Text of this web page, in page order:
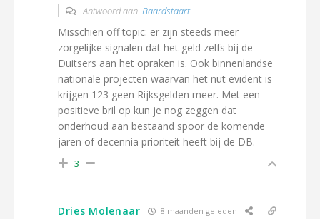
Antwoord aan Baardstaart
Misschien off topic: er zijn steeds meer
zorgelijke signalen dat het geld zelfs bij de
Duitsers aan het opraken is. Ook binnenlandse
nationale projecten waarvan het nut evident is
krijgen 123 geen Rijksgelden meer. Met een
positieve bril op kun je nog zeggen dat
onderhoud aan bestaand spoor de komende
jaren of decennia prioriteit heeft bij de DB.
3
Dries Molenaar 8 maanden geleden